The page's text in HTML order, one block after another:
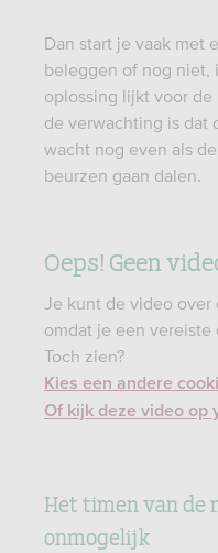
Dan start je vaak met
beleggen of nog niet,
oplossing lijkt voor
de verwachting is dat
wacht nog even als
beurzen gaan dalen.
Oeps! Geen
Je kunt de video
omdat je een
Toch zien?
Kies een andere
Of kijk deze video op
Het timen van de
onmogelijk